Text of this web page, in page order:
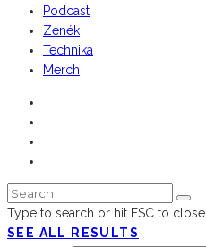
Podcast
Zenék
Technika
Merch
Type to search or hit ESC to close
SEE ALL RESULTS